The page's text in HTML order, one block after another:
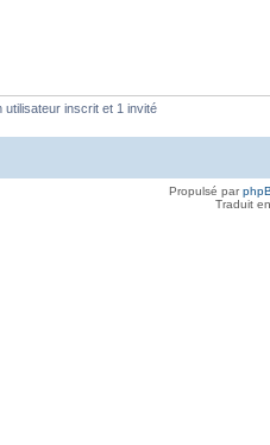
inscrit et 1 invité
Propulsé par
Traduit